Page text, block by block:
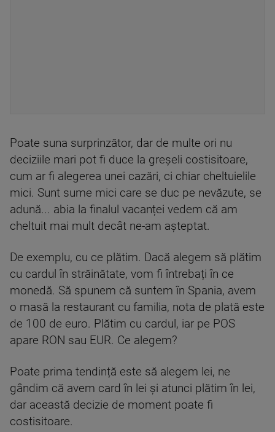
Poate suna surprinzător, dar de multe ori nu
deciziile mari pot fi duce la greșeli costisitoare,
cum ar fi alegerea unei cazări, ci chiar cheltuielile
mici. Sunt sume mici care se duc pe nevăzute, se
adună... abia la finalul vacanței vedem că am
cheltuit mai mult decât ne-am așteptat.
De exemplu, cu ce plătim. Dacă alegem să plătim
cu cardul în străinătate, vom fi întrebați în ce
monedă. Să spunem că suntem în Spania, avem
o masă la restaurant cu familia, nota de plată este
de 100 de euro. Plătim cu cardul, iar pe POS
apare RON sau EUR. Ce alegem?
Poate prima tendință este să alegem lei, ne
gândim că avem card în lei și atunci plătim în lei,
dar această decizie de moment poate fi
costisitoare.